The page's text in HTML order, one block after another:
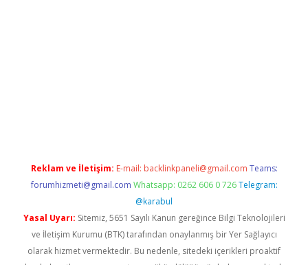
Reklam ve İletişim: E-mail: backlinkpaneli@gmail.com Teams:
forumhizmeti@gmail.com Whatsapp: 0262 606 0 726 Telegram:
@karabul
Yasal Uyarı: Sitemiz, 5651 Sayılı Kanun gereğince Bilgi Teknolojileri
ve İletişim Kurumu (BTK) tarafından onaylanmış bir Yer Sağlayıcı
olarak hizmet vermektedir. Bu nedenle, sitedeki içerikleri proaktif